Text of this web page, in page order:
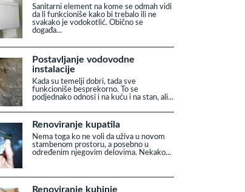
Sanitarni element na kome se odmah vidi
da li funkcioniše kako bi trebalo ili ne
svakako je vodokotlić. Obično se
događa...
Postavljanje vodovodne
instalacije
Kada su temelji dobri, tada sve
funkcioniše besprekorno. To se
podjednako odnosi i na kuću i na stan, ali...
Renoviranje kupatila
Nema toga ko ne voli da uživa u novom
stambenom prostoru, a posebno u
određenim njegovim delovima. Nekako...
Renoviranje kuhinje